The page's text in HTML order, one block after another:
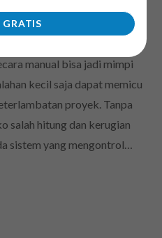
manual bisa jadi mimpi
kecil saja dapat memicu
proyek. Tanpa
salah hitung dan kerugian
sistem yang mengontrol…